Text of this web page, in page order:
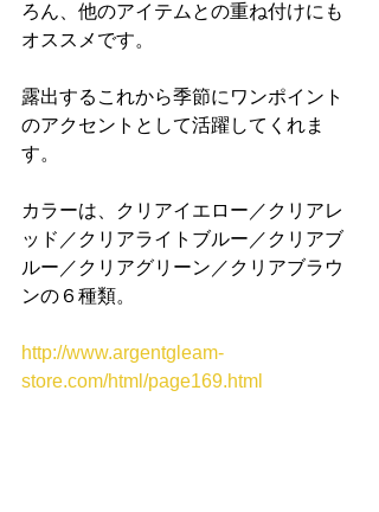
ろん、他のアイテムとの重ね付けにも
オススメです。
露出するこれから季節にワンポイント
のアクセントとして活躍してくれま
す。
カラーは、クリアイエロー／クリアレ
ッド／クリアライトブルー／クリアブ
ルー／クリアグリーン／クリアブラウ
ンの６種類。
http://www.argentgleam-
store.com/html/page169.html